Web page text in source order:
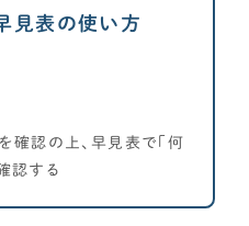
見表の使い方
認の上、早見表で「何
認する